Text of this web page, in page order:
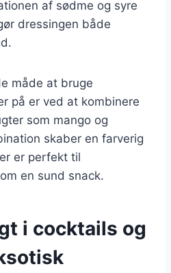
af sødme og syre
dressingen både
måde at bruge
på er ved at kombinere
som mango og
skaber en farverig
er perfekt til
en sund snack.
i cocktails og